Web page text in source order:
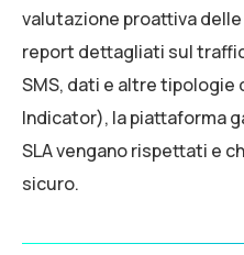
valutazione proattiva
report dettagliati sul
SMS, dati e altre tipologie
Indicator), la piattaforma
SLA vengano rispettati e
sicuro.